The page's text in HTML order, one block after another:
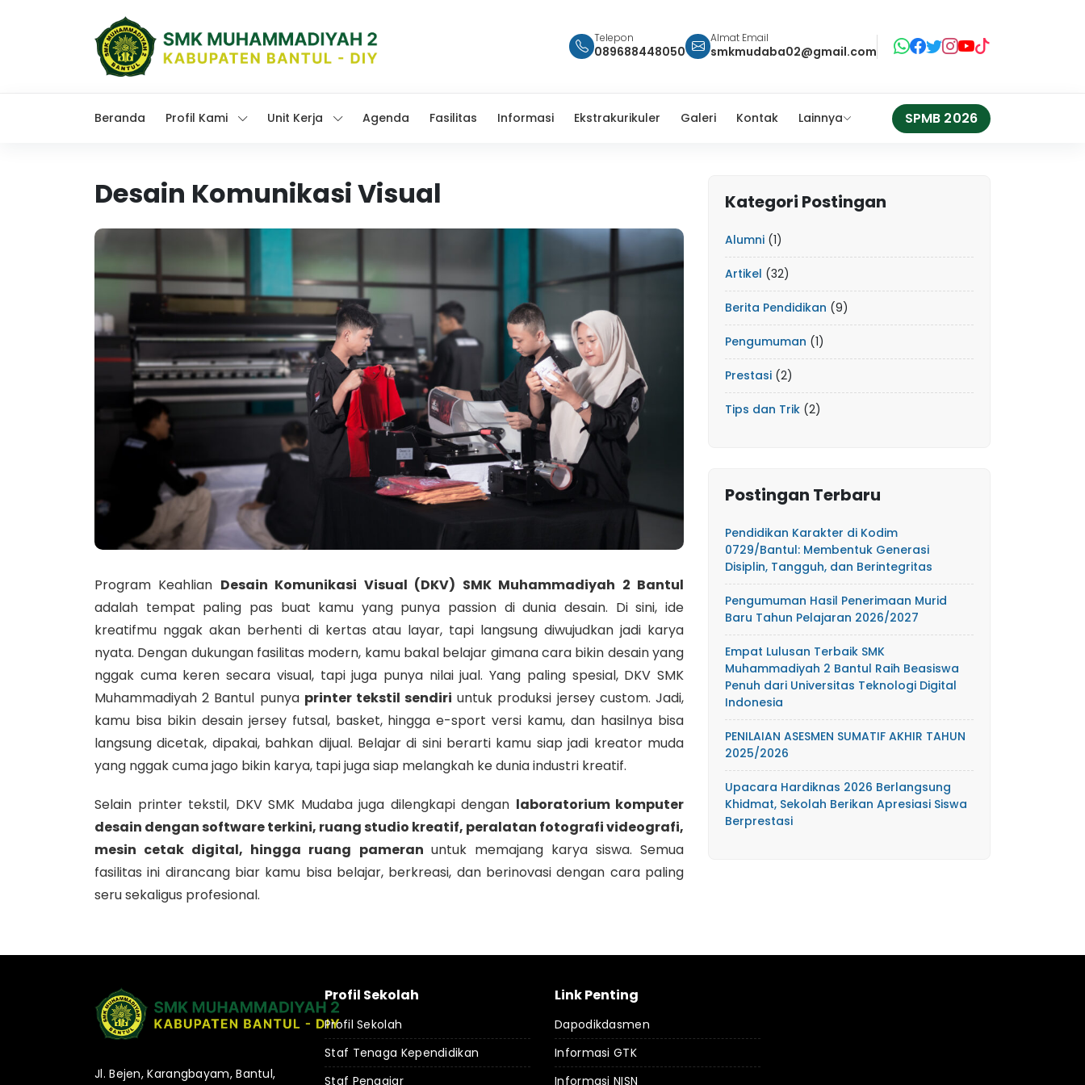
Telepon
089688448050
Almat Email
smkmudaba02@gmail.com
Beranda Profil Kami Unit Kerja Agenda Fasilitas Informasi Ekstrakurikuler Galeri Kontak Lainnya SPMB 2026
Desain Komunikasi Visual
Program Keahlian Desain Komunikasi Visual (DKV) SMK Muhammadiyah 2 Bantul
adalah tempat paling pas buat kamu yang punya passion di dunia desain. Di sini, ide
kreatifmu nggak akan berhenti di kertas atau layar, tapi langsung diwujudkan jadi karya
nyata. Dengan dukungan fasilitas modern, kamu bakal belajar gimana cara bikin desain yang
nggak cuma keren secara visual, tapi juga punya nilai jual. Yang paling spesial, DKV SMK
Muhammadiyah 2 Bantul punya printer tekstil sendiri untuk produksi jersey custom. Jadi,
kamu bisa bikin desain jersey futsal, basket, hingga e-sport versi kamu, dan hasilnya bisa
langsung dicetak, dipakai, bahkan dijual. Belajar di sini berarti kamu siap jadi kreator muda
yang nggak cuma jago bikin karya, tapi juga siap melangkah ke dunia industri kreatif.
Selain printer tekstil, DKV SMK Mudaba juga dilengkapi dengan laboratorium komputer
desain dengan software terkini, ruang studio kreatif, peralatan fotografi videografi,
mesin cetak digital, hingga ruang pameran untuk memajang karya siswa. Semua
fasilitas ini dirancang biar kamu bisa belajar, berkreasi, dan berinovasi dengan cara paling
seru sekaligus profesional.
Kategori Postingan
Alumni (1)
Artikel (32)
Berita Pendidikan (9)
Pengumuman (1)
Prestasi (2)
Tips dan Trik (2)
Postingan Terbaru
Pendidikan Karakter di Kodim
0729/Bantul: Membentuk Generasi
Disiplin, Tangguh, dan Berintegritas
Pengumuman Hasil Penerimaan Murid
Baru Tahun Pelajaran 2026/2027
Empat Lulusan Terbaik SMK
Muhammadiyah 2 Bantul Raih Beasiswa
Penuh dari Universitas Teknologi Digital
Indonesia
PENILAIAN ASESMEN SUMATIF AKHIR TAHUN
2025/2026
Upacara Hardiknas 2026 Berlangsung
Khidmat, Sekolah Berikan Apresiasi Siswa
Berprestasi
Jl. Bejen, Karangbayam, Bantul,
Profil Sekolah
Profil Sekolah
Staf Tenaga Kependidikan
Staf Pengajar
Link Penting
Dapodikdasmen
Informasi GTK
Informasi NISN